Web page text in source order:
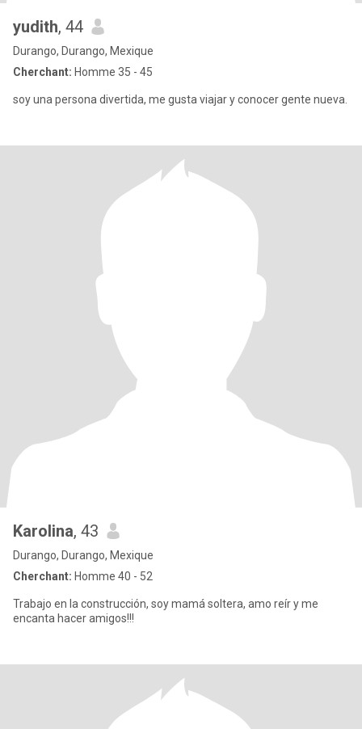
yudith, 44
Durango, Durango, Mexique
Cherchant: Homme 35 - 45
soy una persona divertida, me gusta viajar y conocer gente nueva.
Karolina, 43
Durango, Durango, Mexique
Cherchant: Homme 40 - 52
Trabajo en la construcción, soy mamá soltera, amo reír y me
encanta hacer amigos!!!